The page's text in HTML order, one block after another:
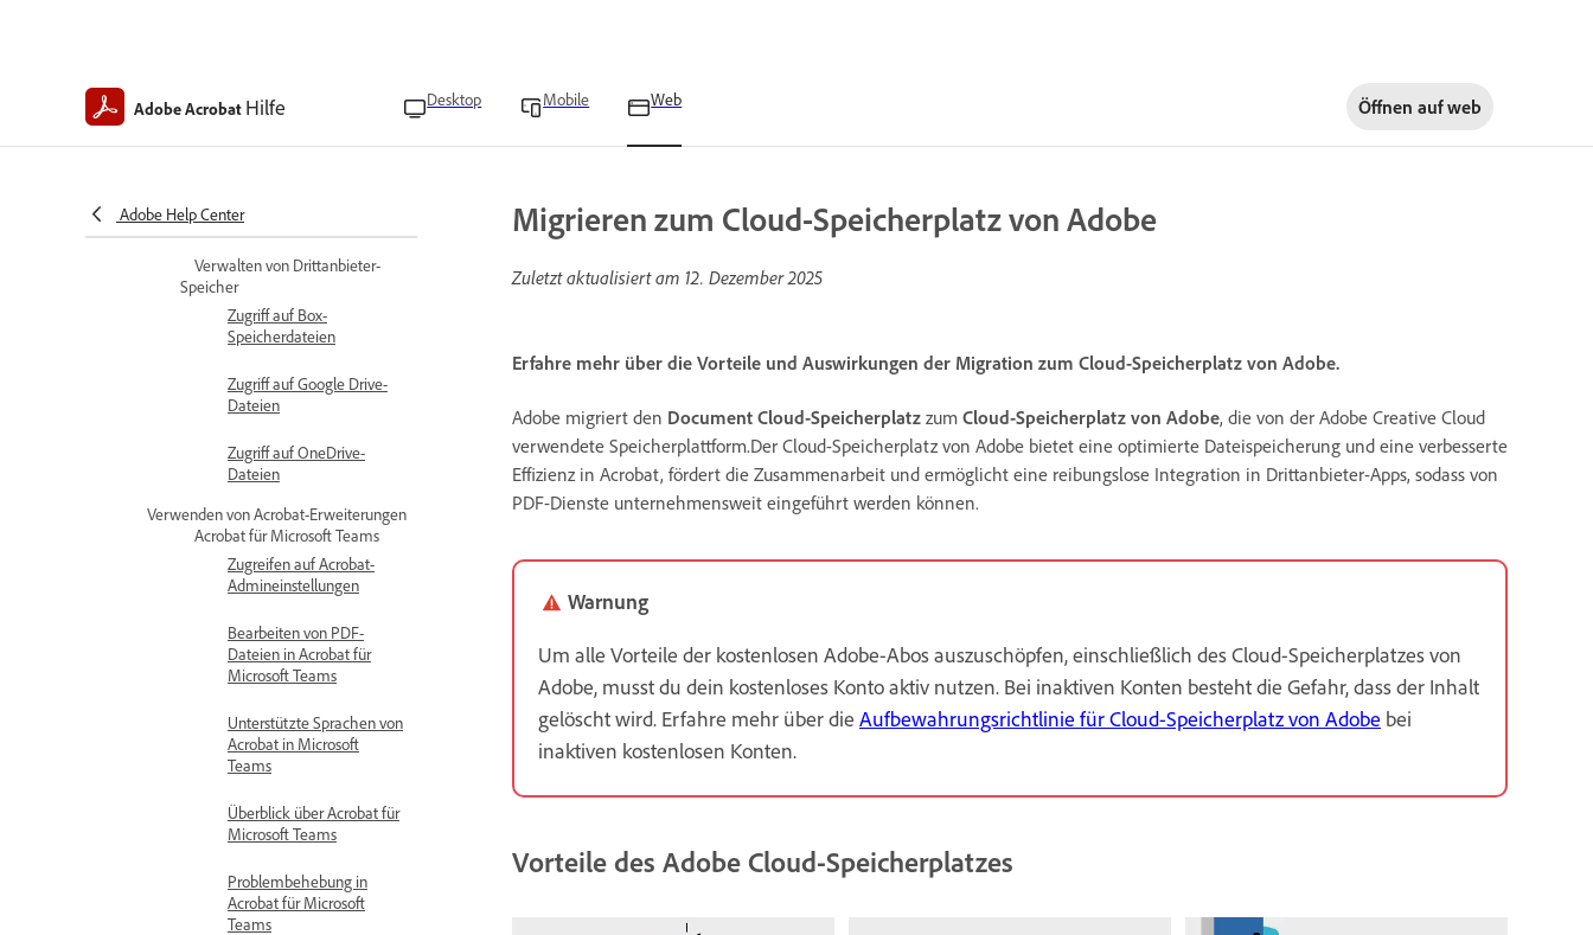
Adobe Acrobat Hilfe Desktop Mobile Web Öffnen aufweb
Adobe Help Center
Dateien anzeigen
Verwalten von Drittanbieter-
Speicher
Zugriff auf Box-
Speicherdateien
Zugriff auf Google Drive-
Dateien
Zugriff auf OneDrive-
Dateien
Verwenden von Acrobat-Erweiterungen
Acrobat für Microsoft Teams
Zugreifen auf Acrobat-
Admineinstellungen
Bearbeiten von PDF-
Dateien in Acrobat für
Microsoft Teams
Unterstützte Sprachen von
Acrobat in Microsoft
Teams
Überblick über Acrobat für
Microsoft Teams
Problembehebung in
Acrobat für Microsoft
Teams
Migrieren zum Cloud-Speicherplatz von Adobe
Zuletzt aktualisiert am 12. Dezember 2025
Erfahre mehr über die Vorteile und Auswirkungen der Migration zum Cloud-Speicherplatz von Adobe.
Adobe migriert den Document Cloud-Speicherplatz zum Cloud-Speicherplatz von Adobe, die von der Adobe Creative Cloud
verwendete Speicherplattform.Der Cloud-Speicherplatz von Adobe bietet eine optimierte Dateispeicherung und eine verbesserte
Effizienz in Acrobat, fördert die Zusammenarbeit und ermöglicht eine reibungslose Integration in Drittanbieter-Apps, sodass von
PDF-Dienste unternehmensweit eingeführt werden können.
Warnung
Um alle Vorteile der kostenlosen Adobe-Abos auszuschöpfen, einschließlich des Cloud-Speicherplatzes von
Adobe, musst du dein kostenloses Konto aktiv nutzen. Bei inaktiven Konten besteht die Gefahr, dass der Inhalt
gelöscht wird. Erfahre mehr über die Aufbewahrungsrichtlinie für Cloud-Speicherplatz von Adobe bei
inaktiven kostenlosen Konten.
Vorteile des Adobe Cloud-Speicherplatzes